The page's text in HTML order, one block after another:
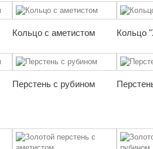
Кольцо с аметистом Кольцо
Перстень с рубином